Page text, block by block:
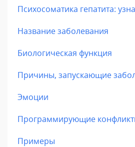
Психосоматика гепатита:
Название заболевания
Биологическая функция
Причины, запускающие
Эмоции
Программирующие
Примеры